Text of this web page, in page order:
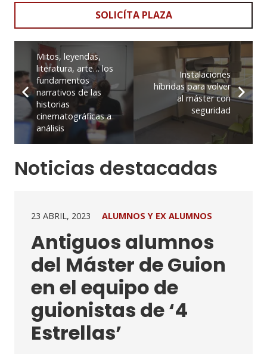
SOLICÍTA PLAZA
Mitos, leyendas,
literatura, arte… los
fundamentos
narrativos de las
historias
cinematográficas a
análisis
Instalaciones
híbridas para volver
al máster con
seguridad
Noticias destacadas
23 ABRIL, 2023 ALUMNOS Y EX ALUMNOS
Antiguos alumnos
del Máster de Guion
en el equipo de
guionistas de ‘4
Estrellas’